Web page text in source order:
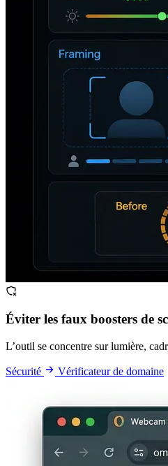
Éviter les faux boosters de
L’outil se concentre sur lumière,
Sécurité Vérificateur de domaine